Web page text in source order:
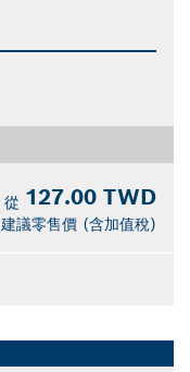
從 127.00 TWD
建議零售價 (含加值稅)